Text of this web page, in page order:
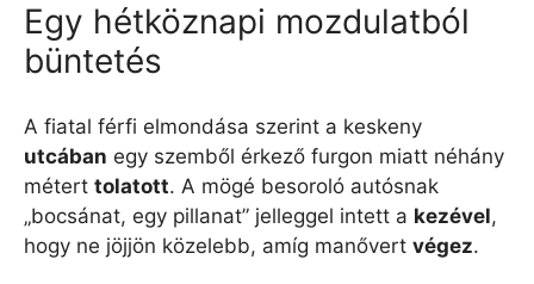
Egy hétköznapi mozdulatból
büntetés
A fiatal férfi elmondása szerint a keskeny
utcában egy szemből érkező furgon miatt néhány
métert tolatott. A mögé besoroló autósnak
„bocsánat, egy pillanat” jelleggel intett a kezével,
hogy ne jöjjön közelebb, amíg manővert végez.